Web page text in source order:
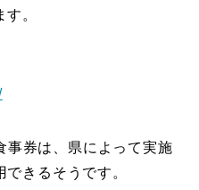
。
事券は、県によって実施
きるそうです。